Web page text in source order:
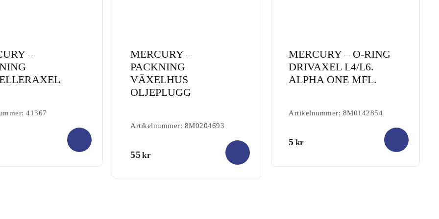
–
41367
MERCURY –
PACKNING
VÄXELHUS
OLJEPLUGG
Artikelnummer: 8M0204693
0.00
5
55kr
MERCURY – O-RING
DRIVAXEL L4/L6.
ALPHA ONE MFL.
Artikelnummer: 8M0142854
0.00
5
5 kr